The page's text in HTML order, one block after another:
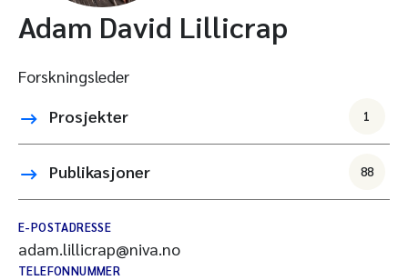
Adam David Lillicrap
Forskningsleder
Prosjekter
1
Publikasjoner 88
E-POSTADRESSE
adam.lillicrap@niva.no
TELEFONNUMMER